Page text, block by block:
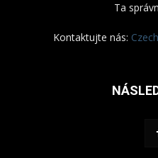
Ta
Kontaktujte nás: